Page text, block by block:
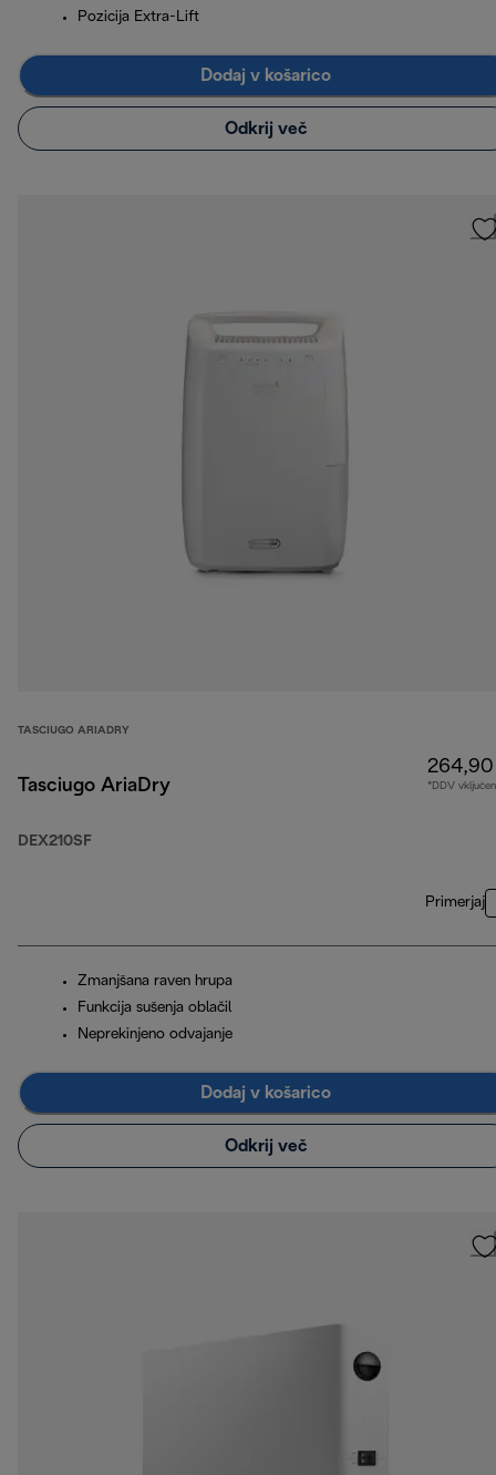
Pozicija Extra-Lift
Dodaj v košarico
Odkrij več
TASCIUGO ARIADRY
Tasciugo AriaDry
DEX210SF
*DDV vključen
Primerjaj
Zmanjšana raven hrupa
Funkcija sušenja oblačil
Neprekinjeno odvajanje
Dodaj v košarico
Odkrij več